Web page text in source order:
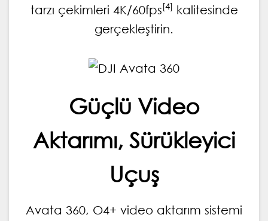
tarzı çekimleri 4K/60fps[4] kalitesinde
gerçekleştirin.
Güçlü Video
Aktarımı, Sürükleyici
Uçuş
Avata 360, O4+ video aktarım sistemi